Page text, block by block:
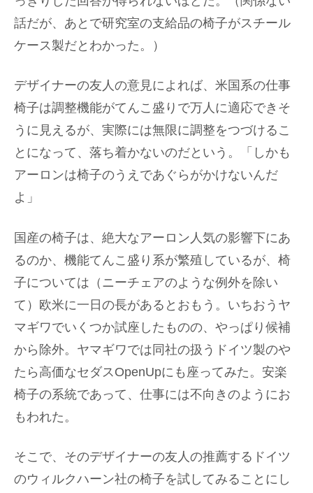
話だが、あとで研究室の支給品の椅子がスチール
ケース製だとわかった。）
デザイナーの友人の意見によれば、米国系の仕事
椅子は調整機能がてんこ盛りで万人に適応できそ
うに見えるが、実際には無限に調整をつづけるこ
とになって、落ち着かないのだという。「しかも
アーロンは椅子のうえであぐらがかけないんだ
よ」
国産の椅子は、絶大なアーロン人気の影響下にあ
るのか、機能てんこ盛り系が繁殖しているが、椅
子については（ニーチェアのような例外を除い
て）欧米に一日の長があるとおもう。いちおうヤ
マギワでいくつか試座したものの、やっぱり候補
から除外。ヤマギワでは同社の扱うドイツ製のや
たら高価なセダスOpenUpにも座ってみた。安楽
椅子の系統であって、仕事には不向きのようにお
もわれた。
そこで、そのデザイナーの友人の推薦するドイツ
のウィルクハーン社の椅子を試してみることにし